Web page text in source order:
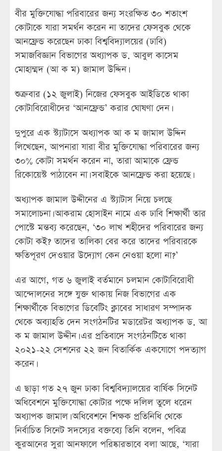
বীর মুক্তিযোদ্ধা পরিবারের জন্য সংরক্ষিত ৩০ শতাংশ
কোটাকে যারা সমর্থন করেন না তাদের ফেসবুক থেকে
আনফ্রেন্ড করেছেন ঢাকা বিশ্ববিদ্যালয়ের (ঢাবি)
সমাজবিজ্ঞান বিভাগের অধ্যাপক ড. আবুল কাসেম
মোহাম্মদ (আ ক ম) জামাল উদ্দিন।
শুক্রবার (১২ জুলাই) নিজের ফেসবুক আইডিতে থাকা
কোটাবিরোধীদের ‘আনফ্রেন্ড’ করার ঘোষণা দেন।
দুপুরে এক স্ট্যাটাসে অধ্যাপক আ ক ম জামাল উদ্দিন
লিখেছেন, আপনারা যারা বীর মুক্তিযোদ্ধা পরিবারের জন্য
৩০% কোটা সমর্থন করেন না, তারা আমাকে ফ্রেন্ড
রিকোয়েস্ট পাঠাবেন না। সবাইকে আনফ্রেন্ড করা হয়েছে।
অধ্যাপক জামাল উদ্দীনের এ স্ট্যাটাস নিয়ে চলছে
সমালোচনা। আকরাম হোসাইন নামে এক ঢাবি শিক্ষার্থী তার
পোস্টে মন্তব্য করেছেন, ‘৩০ লাখ শহীদের পরিবারের জন্য
কোটা কই? তাদের তালিকা বের করে তাদের পরিবারকে
ক্ষতিপূরণ দেওয়ার উদ্যোগ কেন নেওয়া হলো না?’
এর আগে, গত ৬ জুলাই বর্তমানে চলমান কোটাবিরোধী
আন্দোলনের সঙ্গে যুক্ত থাকায় নিজ বিভাগের এক
শিক্ষার্থীকে বিভাগের ডিবেটিং ক্লাবের সাধারণ সম্পাদক
থেকে অব্যাহতি দেন সংগঠনটির মডারেটর অধ্যাপক ড. আ
ক ম জামাল উদ্দীন। এর প্রতিবাদে সংগঠনটিতে থাকা
২০২১-২২ সেশনের ২২ জন বিতার্কিক একযোগে পদত্যাগ
করেন।
এ ছাড়া গত ২৭ জুন ঢাকা বিশ্ববিদ্যালয়ের বার্ষিক সিনেট
অধিবেশনে মুক্তিযোদ্ধা কোটার পক্ষে দলিল তুলে ধরেন
অধ্যাপক জামাল। অধিবেশনে শিক্ষক প্রতিনিধি থেকে
নির্বাচিত সিনেট সদস্যের বক্তব্যে তিনি বলেন, পবিত্র
কুরআনের সুরা আনফালে পরিষ্কারভাবে বলা আছে, ‘যারা